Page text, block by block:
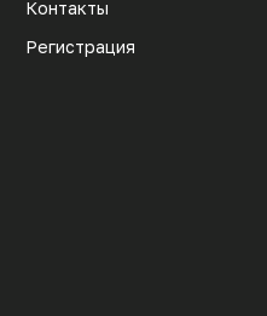
Контакты
Регистрация